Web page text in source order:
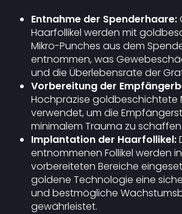
Entnahme der Spenderhaare:
Haarfollikel werden mit
Mikro-Punches aus dem
entnommen, was
und die Überlebensrate der
Vorbereitung der
Hochpräzise goldbeschichtete
verwendet, um die
minimalem Trauma zu schaffen.
Implantation der Haarfollikel:
entnommenen Follikel werden
vorbereiteten Bereiche
goldene Technologie eine
und bestmögliche
gewährleistet.